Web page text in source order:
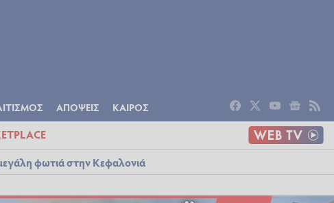
ΑΠΟΨΕΙΣ ΚΑΙΡΟΣ
φωτιά στην Κεφαλονιά